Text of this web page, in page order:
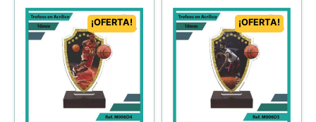
¡OFERTA! ¡OFERTA!